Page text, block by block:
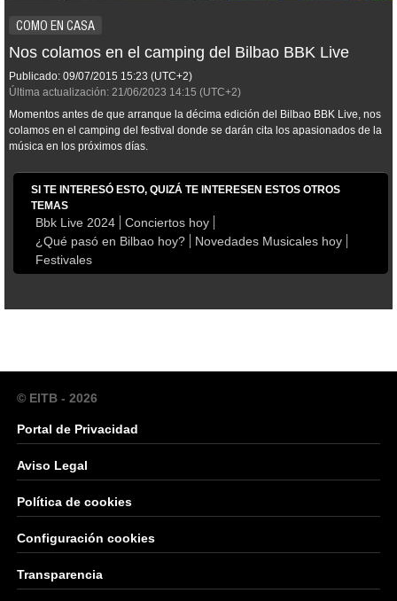
COMO EN CASA
Nos colamos en el camping del Bilbao BBK Live
Publicado: 09/07/2015 15:23 (UTC+2)
Última actualización: 21/06/2023 14:15 (UTC+2)
Momentos antes de que arranque la décima edición del Bilbao BBK Live, nos
colamos en el camping del festival donde se darán cita los apasionados de la
música en los próximos días.
SI TE INTERESÓ ESTO, QUIZÁ TE INTERESEN ESTOS OTROS
TEMAS
Bbk Live 2024
Conciertos hoy
¿Qué pasó en Bilbao hoy?
Novedades Musicales hoy
Festivales
© EITB - 2026
Portal de Privacidad
Aviso Legal
Política de cookies
Configuración cookies
Transparencia